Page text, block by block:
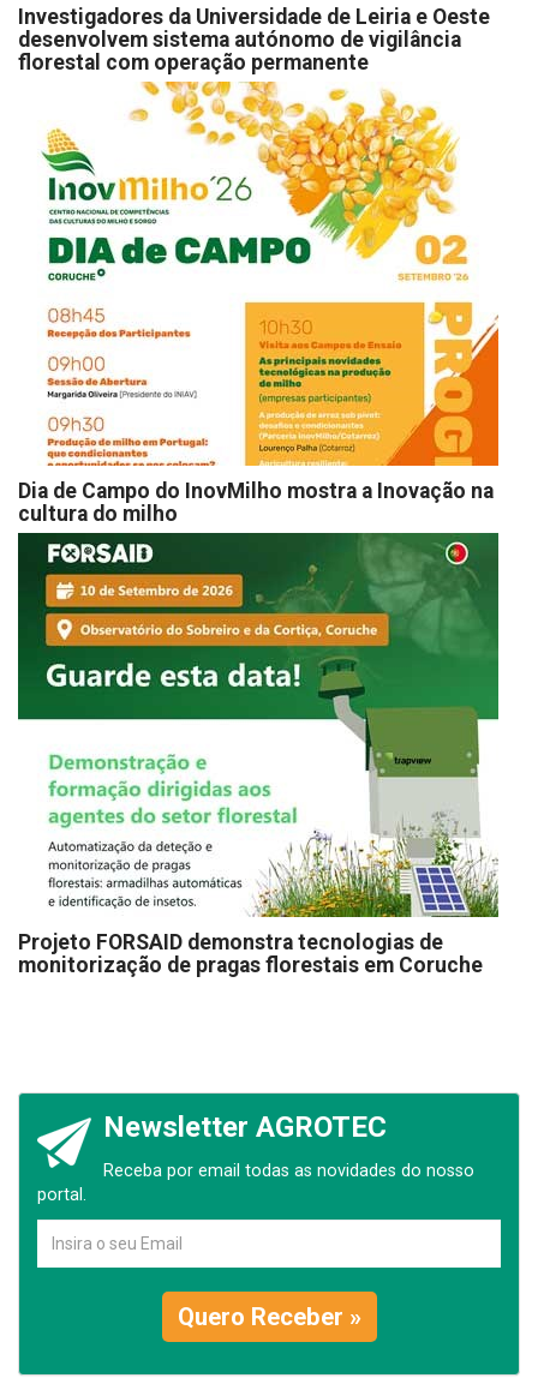
Investigadores da Universidade de Leiria e Oeste
desenvolvem sistema autónomo de vigilância
florestal com operação permanente
Dia de Campo do InovMilho mostra a Inovação na
cultura do milho
Projeto FORSAID demonstra tecnologias de
monitorização de pragas florestais em Coruche
Newsletter AGROTEC
Receba por email todas as novidades do nosso
portal.
Quero Receber »